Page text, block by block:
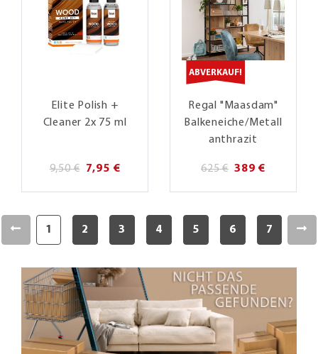
Elite Polish +
Cleaner 2x 75 ml
9,50 € 7,95 €
ABVERKAUF!
Regal "Maasdam"
Balkeneiche/Metall
anthrazit
625 € 389 €
1 2 3 4 5 6 7